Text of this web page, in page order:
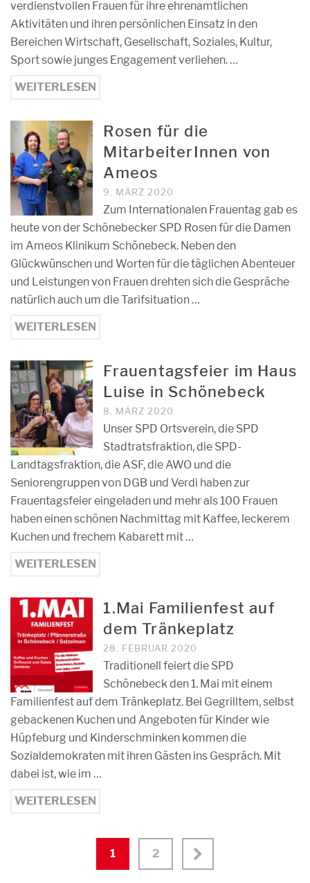
verdienstvollen Frauen für ihre ehrenamtlichen
Aktivitäten und ihren persönlichen Einsatz in den
Bereichen Wirtschaft, Gesellschaft, Soziales, Kultur,
Sport sowie junges Engagement verliehen. …
WEITERLESEN
Rosen für die
MitarbeiterInnen von
Ameos
9. MÄRZ 2020
Zum Internationalen Frauentag gab es
heute von der Schönebecker SPD Rosen für die Damen
im Ameos Klinikum Schönebeck. Neben den
Glückwünschen und Worten für die täglichen Abenteuer
und Leistungen von Frauen drehten sich die Gespräche
natürlich auch um die Tarifsituation …
WEITERLESEN
Frauentagsfeier im Haus
Luise in Schönebeck
8. MÄRZ 2020
Unser SPD Ortsverein, die SPD
Stadtratsfraktion, die SPD-
Landtagsfraktion, die ASF, die AWO und die
Seniorengruppen von DGB und Verdi haben zur
Frauentagsfeier eingeladen und mehr als 100 Frauen
haben einen schönen Nachmittag mit Kaffee, leckerem
Kuchen und frechem Kabarett mit …
WEITERLESEN
1.Mai Familienfest auf
dem Tränkeplatz
28. FEBRUAR 2020
Traditionell feiert die SPD
Schönebeck den 1. Mai mit einem
Familienfest auf dem Tränkeplatz. Bei Gegrilltem, selbst
gebackenen Kuchen und Angeboten für Kinder wie
Hüpfeburg und Kinderschminken kommen die
Sozialdemokraten mit ihren Gästen ins Gespräch. Mit
dabei ist, wie im …
WEITERLESEN
1 2